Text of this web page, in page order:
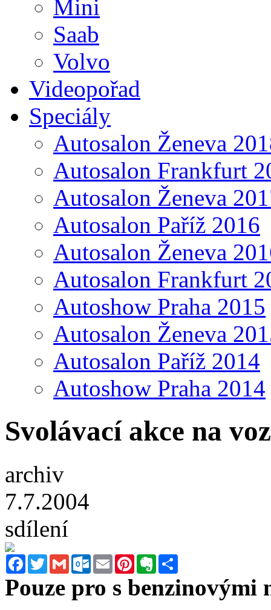
Mini
Saab
Volvo
Videopořad
Speciály
Autosalon Ženeva
Autosalon Frankfurt
Autosalon Ženeva
Autosalon Paříž 2016
Autosalon Ženeva
Autosalon Frankfurt
Autoshow Praha 2015
Autosalon Ženeva
Autosalon Paříž 2014
Autoshow Praha 2014
Svolávací akce na
archiv
7.7.2004
sdílení
FacebookTwitterGmail Outlook.com
Email PinterestEvernote
Pouze pro s benzinovými